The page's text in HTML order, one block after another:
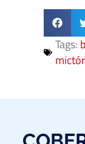
Tags: